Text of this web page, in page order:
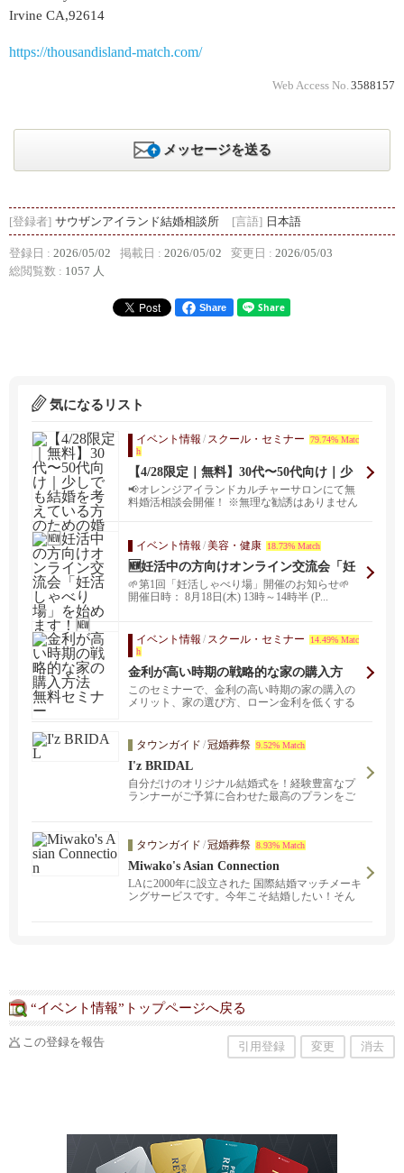
Irvine CA,92614
https://thousandisland-match.com/
Web Access No. 3588157
メッセージを送る
[登録者] サウザンアイランド結婚相談所 [言語] 日本語
登録日 : 2026/05/02 掲載日 : 2026/05/02 変更日 : 2026/05/03
総閲覧数 : 1057 人
Share
気になるリスト
イベント情報 / スクール・セミナー
79.74% Matc
h
【4/28限定｜無料】30代〜50代向け｜少
しでも結婚を考えている方のための婚活
相談会
📢オレンジアイランドカルチャーサロンにて無
料婚活相談会開催！ ※無理な勧誘はありません
イベント情報 /美容・健康 18.73% Match
🆕妊活中の方向けオンライン交流会「妊
活しゃべり場」を始めます！🆕
🌱第1回「妊活しゃべり場」開催のお知らせ🌱
開催日時： 8月18日(木) 13時～14時半 (P...
イベント情報 / スクール・セミナー
14.49% Matc
h
金利が高い時期の戦略的な家の購入方
法 無料セミナー
このセミナーで、金利の高い時期の家の購入の
メリット、家の選び方、ローン金利を低くする
タウンガイド /冠婚葬祭 9.52% Match
I'z BRIDAL
自分だけのオリジナル結婚式を！経験豊富なプ
ランナーがご予算に合わせた最高のプランをご
アメリカ全土の挙式、結婚式、パーティー、ブ
ライダルオプショの全ては I'zBRIDALにお任せ
ください。800組の実績を誇るロサンゼルス最大
手のブライダル会社I'z BRIDALは日米で経験豊
富な日本人トップウェディングプランナーがト
タウンガイド /冠婚葬祭 8.93% Match
Miwako's Asian Connection
LAに2000年に設立された 国際結婚マッチメーキ
ングサービスです。今年こそ結婚したい！そん
“イベント情報”トップページへ戻る
この登録を報告 引用登録 変更 消去